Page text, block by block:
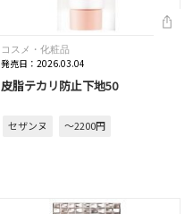
コスメ・化粧品
発売日：2026.03.04
皮脂テカリ防止下地50
セザンヌ ～2200円